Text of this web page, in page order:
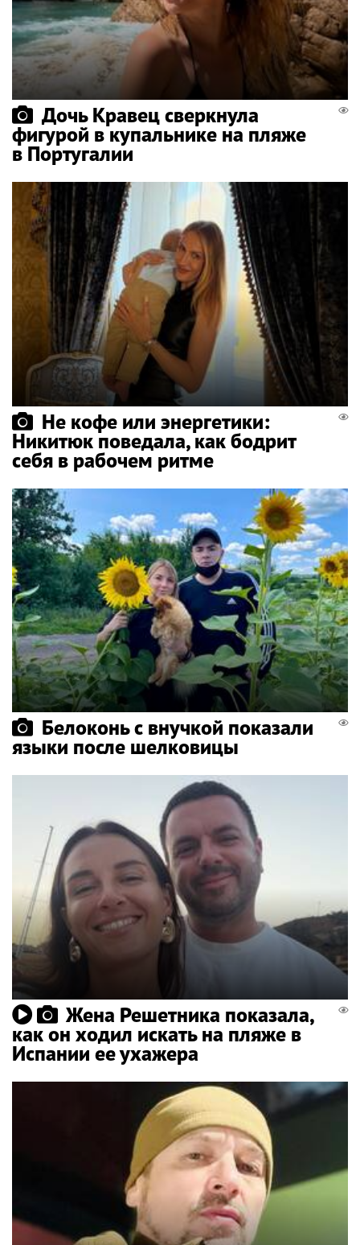
Дочь Кравец сверкнула
фигурой в купальнике на пляже
в Португалии
Не кофе или энергетики:
Никитюк поведала, как бодрит
себя в рабочем ритме
Белоконь с внучкой показали
языки после шелковицы
Жена Решетника показала,
как он ходил искать на пляже в
Испании ее ухажера